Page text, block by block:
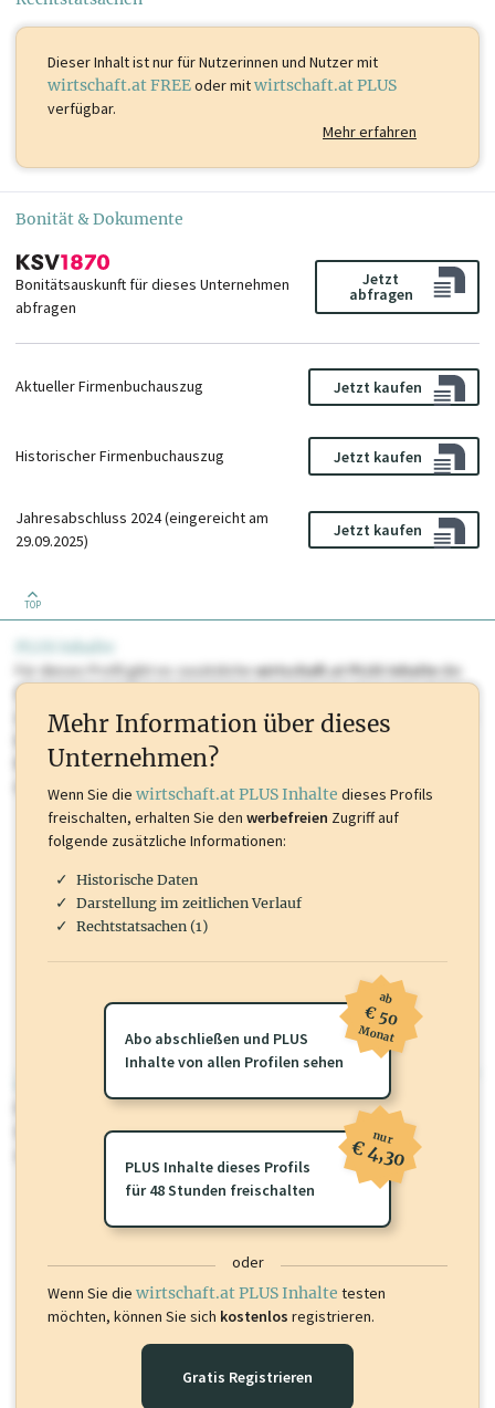
Dieser Inhalt istnur für Nutzerinnen und Nutzer mit
wirtschaft.at FREEoder mitwirtschaft.at PLUS
verfügbar.
Mehr erfahren
Bonität & Dokumente
Bonitätsauskunft für dieses Unternehmen
abfragen
Jetzt
abfragen
Aktueller Firmenbuchauszug Jetzt kaufen
Historischer Firmenbuchauszug Jetzt kaufen
Jahresabschluss 2024 (eingereicht am
29.09.2025)
Jetzt kaufen
TOP
PLUS Inhalte
Für dieses Profil gibt es zusätzlichewirtschaft.at PLUS Inhaltedie
Sie momentan nicht einsehen können. Schalten Sie dieses Profil frei
oder loggen Sie sich ein um diese Inhalte zu sehen. wirtschaft.at PLUS
Marken, Patente, Rechtstatsachen, OTS-Aussendungen, und viele
mehr.
Für dieses Profil gibt es zusätzlichewirtschaft.at PLUS Inhalte
Sie momentan nicht einsehen können. Schalten Sie dieses Profil frei
oder loggen Sie sich ein um diese Inhalte zu sehen.
Mehr Information über dieses
Unternehmen?
Wenn Sie die wirtschaft.at PLUS Inhalte dieses Profils
freischalten, erhalten Sie den werbefreien Zugriff auf
folgende zusätzliche Informationen:
Historische Daten
Darstellung im zeitlichen Verlauf
Rechtstatsachen (1)
Abo abschließen und PLUS
Inhalte von allen Profilen sehen
ab
€ 50
Monat
PLUS Inhalte dieses Profils
für 48 Stunden freischalten
nur
€ 4,30
oder
Wenn Sie die wirtschaft.at PLUS Inhalte testen
möchten, können Sie sich kostenlos registrieren.
Gratis Registrieren